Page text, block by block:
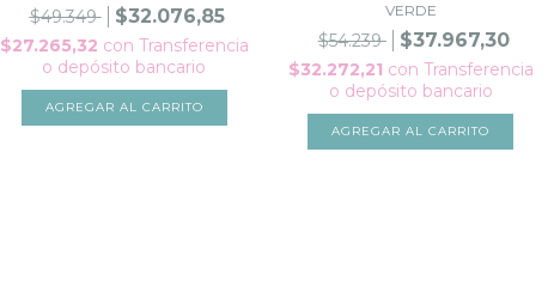
$49.349 $32.076,85
$27.265,32 con Transferencia
o depósito bancario
AGREGAR AL CARRITO
VERDE
$54.239 $37.967,30
$32.272,21 con Transferencia
o depósito bancario
AGREGAR AL CARRITO